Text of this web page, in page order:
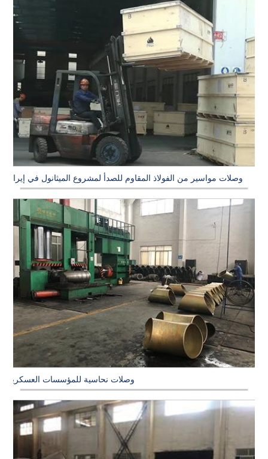
وصلات مواسير من الفولاذ المقاوم للصدأ لمشروع الميثانول في إيران
وصلات نحاسية للمؤسسات العسكرية